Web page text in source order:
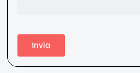
Invia